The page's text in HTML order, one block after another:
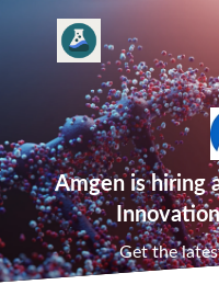
Amgen is hiring
Get the